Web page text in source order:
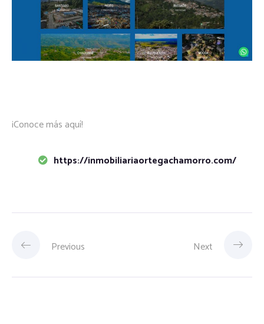
¡Conoce más aquí!
https://inmobiliariaortegachamorro.com/
Previous Next